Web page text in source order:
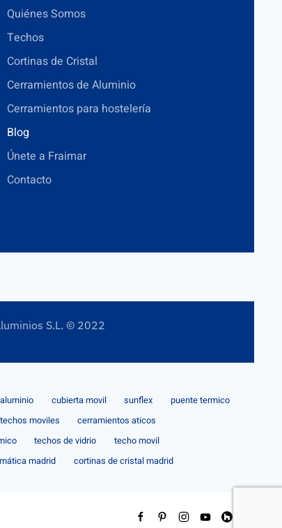
Quiénes Somos
Techos
Cortinas de Cristal
Cerramientos de Aluminio
Cerramientos para hostelería
Blog
Únete a Fraimar
Contacto
S.L. © 2022
cubierta movil sunflex
puente termico
techos moviles
cerramientos aticos
techos de vidrio
techo movil
madrid
cortinas de cristal madrid